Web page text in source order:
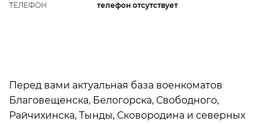
ТЕЛЕФОН телефон отсутствует
Перед вами актуальная база военкоматов
Благовещенска, Белогорска, Свободного,
Райчихинска, Тынды, Сковородина и северных